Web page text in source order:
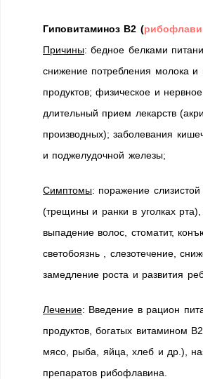
Гиповитаминоз В2 (
Причины: бедное белками
снижение потребления молока и
продуктов; физическое и
длительный прием лекарств
производных); заболевания
и поджелудочной железы;
Симптомы: поражение слизистой
(трещины и ранки в уголках рта),
выпадение волос, стоматит,
светобоязнь , слезотечение,
замедление роста и развития
Лечение: Введение в рацион
продуктов, богатых витамином
мясо, рыба, яйца, хлеб и др.),
препаратов рибофлавина.